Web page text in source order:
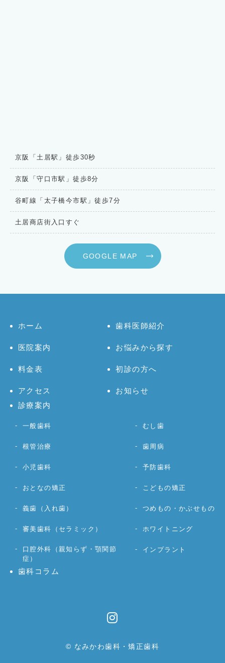
京阪「土居駅」徒歩30秒
京阪「守口市駅」徒歩8分
谷町線「太子橋今市駅」徒歩7分
土居商店街入口すぐ
GOOGLE MAP
ホーム 歯科医師紹介
医院案内 お悩みから探す
料金表 初診の方へ
アクセス
お知らせ
診療案内
一般歯科 むし歯
根管治療 歯周病
小児歯科 予防歯科
おとなの矯正 こどもの矯正
義歯（入れ歯） つめもの・かぶせもの
審美歯科（セラミック） ホワイトニング
口腔外科（親知らず・顎関節
症）
インプラント
歯科コラム
© なみかわ歯科・矯正歯科